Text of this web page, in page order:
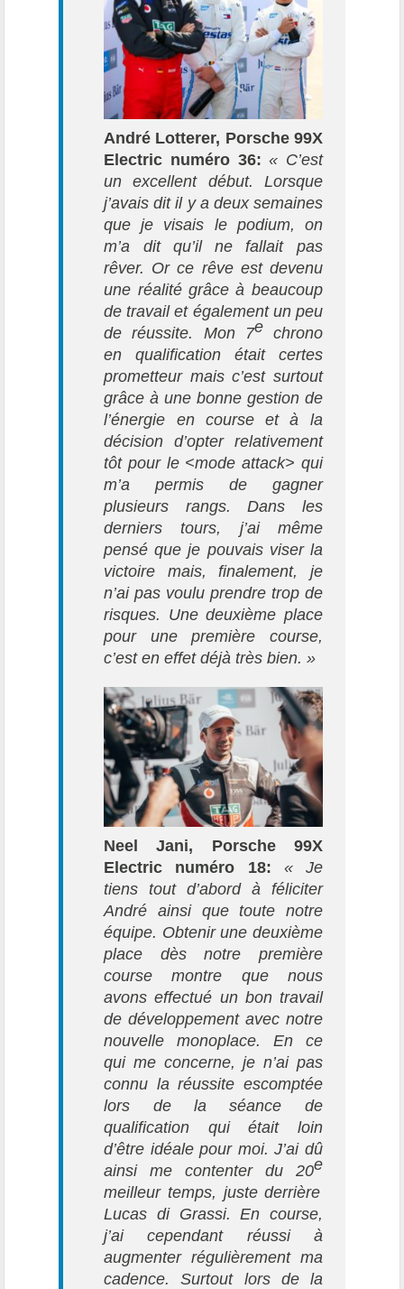
André Lotterer, Porsche 99X
Electric numéro 36: « C’est
un excellent début. Lorsque
j’avais dit il y a deux semaines
que je visais le podium, on
m’a dit qu’il ne fallait pas
rêver. Or ce rêve est devenu
une réalité grâce à beaucoup
de travail et également un peu
de réussite. Mon 7echrono
en qualification était certes
prometteur mais c’est surtout
grâce à une bonne gestion de
l’énergie en course et à la
décision d’opter relativement
tôt pour le <mode attack> qui
m’a permis de gagner
plusieurs rangs. Dans les
derniers tours, j’ai même
pensé que je pouvais viser la
victoire mais, finalement, je
n’ai pas voulu prendre trop de
risques. Une deuxième place
pour une première course,
c’est en effet déjà très bien. »
Neel Jani, Porsche 99X
Electric numéro 18: « Je
tiens tout d’abord à féliciter
André ainsi que toute notre
équipe. Obtenir une deuxième
place dès notre première
course montre que nous
avons effectué un bon travail
de développement avec notre
nouvelle monoplace. En ce
qui me concerne, je n’ai pas
connu la réussite escomptée
lors de la séance de
qualification qui était loin
d’être idéale pour moi. J’ai dû
ainsi me contenter du 20e
meilleur temps, juste derrière
Lucas di Grassi. En course,
j’ai cependant réussi à
augmenter régulièrement ma
cadence. Surtout lors de la